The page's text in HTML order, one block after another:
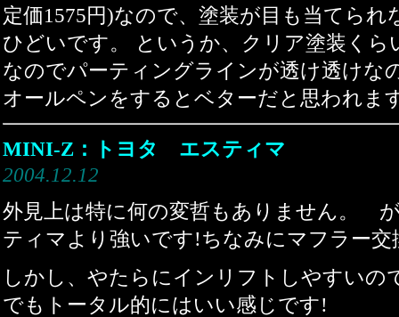
定価1575円)なので、塗装が目も当てられ
ひどいです。 というか、クリア塗装く
なのでパーティングラインが透け透けな
オールペンをするとベターだと思われま
MINI-Z：トヨタ エスティマ
2004.12.12
外見上は特に何の変哲もありません。
ティマより強いです!ちなみにマフラー交
しかし、やたらにインリフトしやすいの
でもトータル的にはいい感じです!